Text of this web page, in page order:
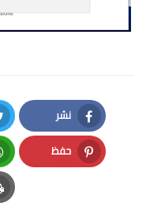
نشر
Facebook
حفظ
Pinterest